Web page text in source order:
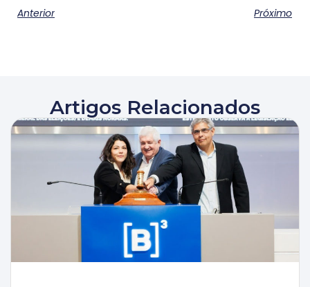
Anterior Próximo
Artigos Relacionados